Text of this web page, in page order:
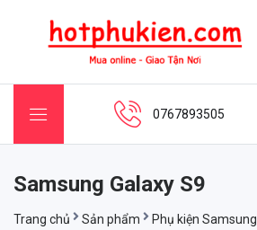
0767893505
Samsung Galaxy S9
Trang chủ Sản phẩm
Phụ kiện Samsung